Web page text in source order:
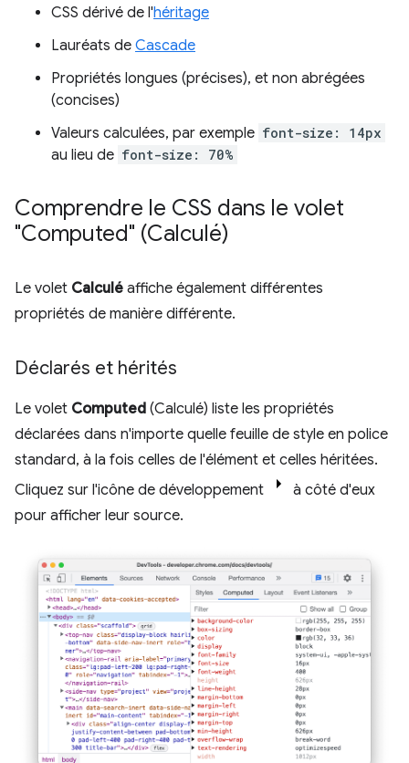
CSS dérivé de l'héritage
Lauréats de Cascade
Propriétés longues (précises), et non abrégées
(concises)
Valeurs calculées, par exemple font-size: 14px
au lieu de font-size: 70%
Comprendre le CSS dans le volet
"Computed" (Calculé)
Le volet Calculé affiche également différentes
propriétés de manière différente.
Déclarés et hérités
Le volet Computed (Calculé) liste les propriétés
déclarées dans n'importe quelle feuille de style en police
standard, à la fois celles de l'élément et celles héritées.
Cliquez sur l'icône de développement
à côté d'eux
pour afficher leur source.